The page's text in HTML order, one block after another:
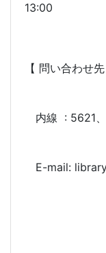
13:00
【 問い合わせ
内線 : 5621
E-mail: